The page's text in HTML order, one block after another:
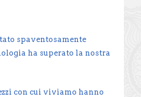
spaventosamente
ha superato la nostra
con cui viviamo hanno